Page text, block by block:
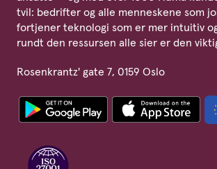
tvil: bedrifter og alle menneskene som
fortjener teknologi som er mer intuitiv
rundt den ressursen alle sier er den
Rosenkrantz' gate 7, 0159 Oslo